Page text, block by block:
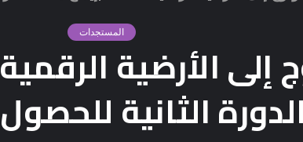
المستجدات
الأرضية
الثانية